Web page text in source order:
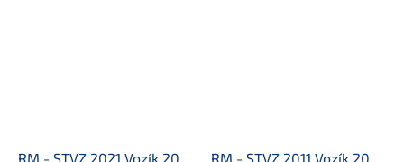
RM - STVZ 2021 Vozík 20
RM - STVZ 2011 Vozík 20